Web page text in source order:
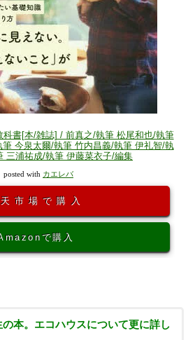
科書[本/雑誌] / 前真之/執筆 松尾和也/執筆
今泉太爾/執筆 竹内昌義/執筆 伊礼智/執
三浦祐成/執筆 伊藤菜衣子/編集
posted with カエレバ
市場で購入
で購入
の本。エコハウスについて更に詳し